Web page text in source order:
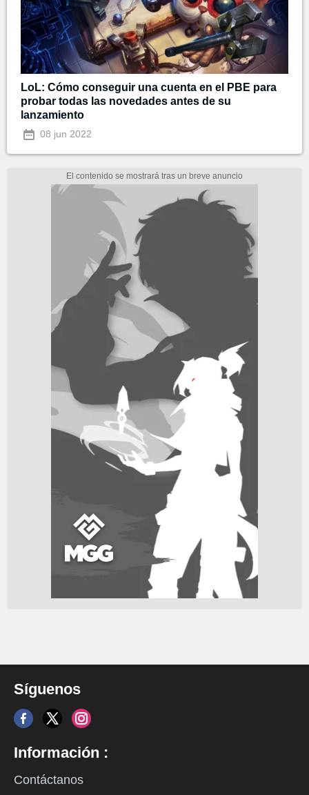
LoL: Cómo conseguir una cuenta en el PBE para
probar todas las novedades antes de su
lanzamiento
08 jun 2022
Síguenos
Información :
Contáctanos